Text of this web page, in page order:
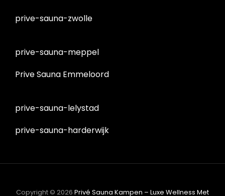
prive-sauna-zwolle
prive-sauna-meppel
Prive Sauna Emmeloord
prive-sauna-lelystad
prive-sauna-harderwijk
Copyright © 2026 Privé Sauna Kampen – Luxe Wellness Met